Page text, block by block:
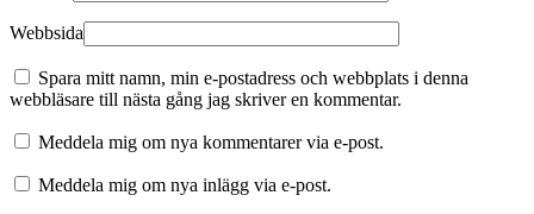
Webbsida
Spara mitt namn, min e-postadress och webbplats i denna
webbläsare till nästa gång jag skriver en kommentar.
Meddela mig om nya kommentarer via e-post.
Meddela mig om nya inlägg via e-post.